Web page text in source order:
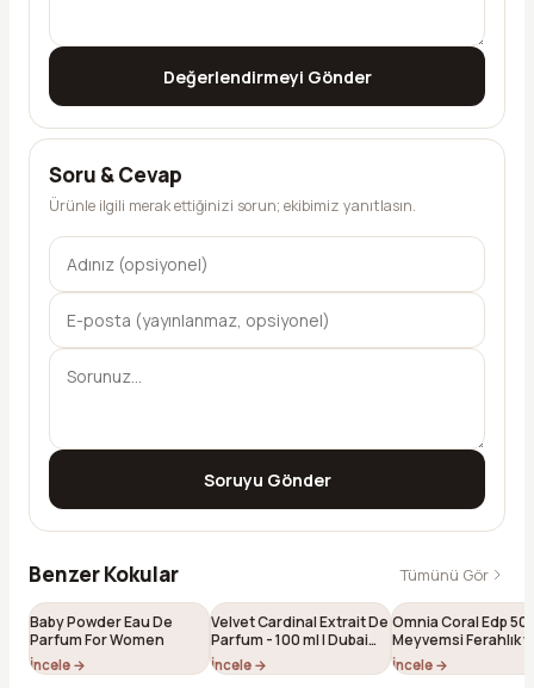
Değerlendirmeyi Gönder
Soru & Cevap
Ürünle ilgili merak ettiğinizi sorun; ekibimiz yanıtlasın.
Soruyu Gönder
Benzer Kokular Tümünü Gör
Baby Powder Eau De
Parfum For Women
İncele →
Velvet Cardinal Extrait De
Parfum - 100 ml | Dubai
Esintili Niş Unisex Parfüm
İncele →
Omnia Coral Edp 50
Meyvemsi Ferahlık
Çiçeksi Feminen
184)
İncele →